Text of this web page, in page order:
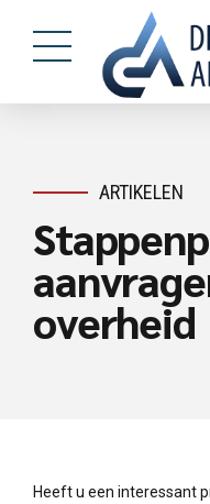
ARTIKELEN
overheid
Heeft u een interessant